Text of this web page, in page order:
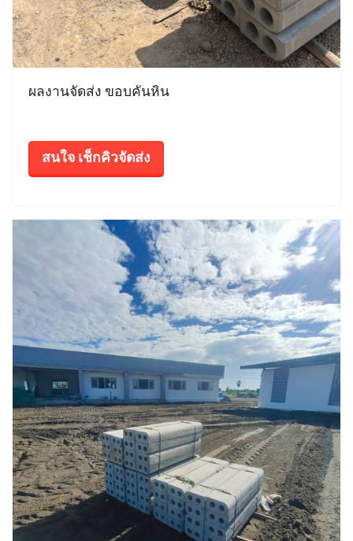
ผลงานจัดส่ง ขอบคันหิน
สนใจ เช็กคิวจัดส่ง